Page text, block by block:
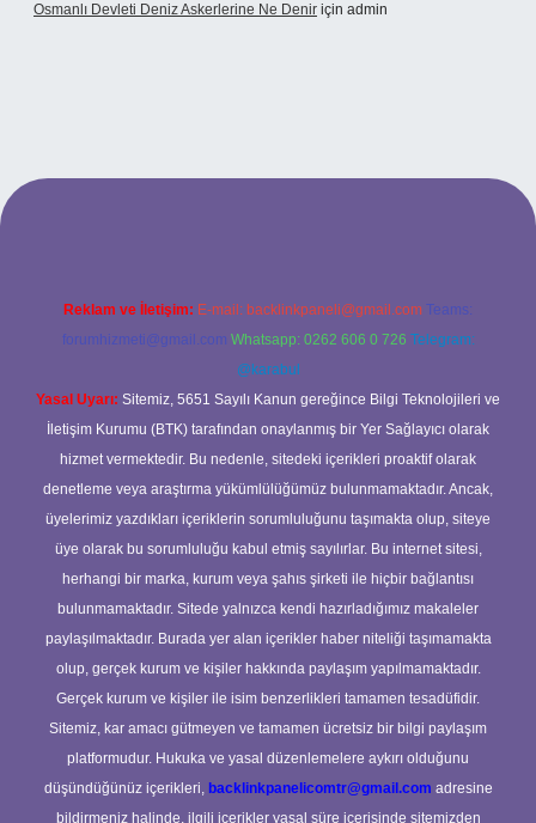
Osmanlı Devleti Deniz Askerlerine Ne Denir için admin
giriş
Reklam ve İletişim: E-mail: backlinkpaneli@gmail.com Teams:
forumhizmeti@gmail.com Whatsapp: 0262 606 0 726 Telegram:
@karabul
Yasal Uyarı: Sitemiz, 5651 Sayılı Kanun gereğince Bilgi Teknolojileri ve
İletişim Kurumu (BTK) tarafından onaylanmış bir Yer Sağlayıcı olarak
hizmet vermektedir. Bu nedenle, sitedeki içerikleri proaktif olarak
denetleme veya araştırma yükümlülüğümüz bulunmamaktadır. Ancak,
üyelerimiz yazdıkları içeriklerin sorumluluğunu taşımakta olup, siteye
üye olarak bu sorumluluğu kabul etmiş sayılırlar. Bu internet sitesi,
herhangi bir marka, kurum veya şahıs şirketi ile hiçbir bağlantısı
bulunmamaktadır. Sitede yalnızca kendi hazırladığımız makaleler
paylaşılmaktadır. Burada yer alan içerikler haber niteliği taşımamakta
olup, gerçek kurum ve kişiler hakkında paylaşım yapılmamaktadır.
Gerçek kurum ve kişiler ile isim benzerlikleri tamamen tesadüfidir.
Sitemiz, kar amacı gütmeyen ve tamamen ücretsiz bir bilgi paylaşım
platformudur. Hukuka ve yasal düzenlemelere aykırı olduğunu
düşündüğünüz içerikleri, backlinkpanelicomtr@gmail.com adresine
bildirmeniz halinde, ilgili içerikler yasal süre içerisinde sitemizden